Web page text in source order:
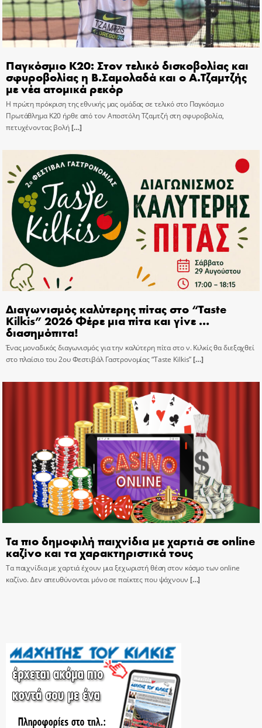
Παγκόσμιο Κ20: Στον τελικό δισκοβολίας και
σφυροβολίας η Β.Σαμολαδά και ο Α.Τζαμτζής
με νέα ατομικά ρεκόρ
Η πρώτη πρόκριση της εθνικής μας ομάδας σε τελικό στο Παγκόσμιο
Πρωτάθλημα Κ20 ήρθε από τον Αποστόλη Τζαμτζή στη σφυροβολία,
πετυχένοντας βολή[…]
Διαγωνισμός καλύτερης πίτας στο “Taste
Kilkis” 2026 Φέρε μια πίτα και γίνε …
διασημόπιτα!
Ένας μοναδικός διαγωνισμός για την καλύτερη πίτα στο ν. Κιλκίς θα διεξαχθεί
στο πλαίσιο του 2ου Φεστιβάλ Γαστρονομίας “Taste Kilkis”[…]
Τα πιο δημοφιλή παιχνίδια με χαρτιά σε online
καζίνο και τα χαρακτηριστικά τους
Τα παιχνίδια με χαρτιά έχουν μια ξεχωριστή θέση στον κόσμο των online
καζίνο. Δεν απευθύνονται μόνο σε παίκτες που ψάχνουν […]